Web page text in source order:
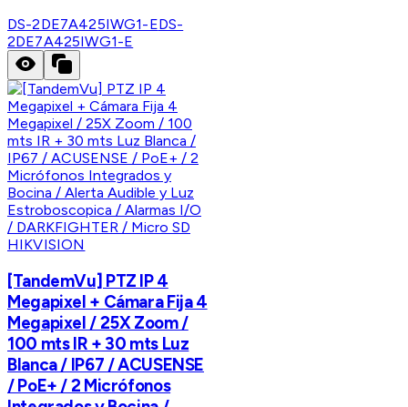
DS-2DE7A425IWG1-EDS-
2DE7A425IWG1-E
HIKVISION
[TandemVu] PTZ IP 4
Megapixel + Cámara Fija 4
Megapixel / 25X Zoom /
100 mts IR + 30 mts Luz
Blanca / IP67 / ACUSENSE
/ PoE+ / 2 Micrófonos